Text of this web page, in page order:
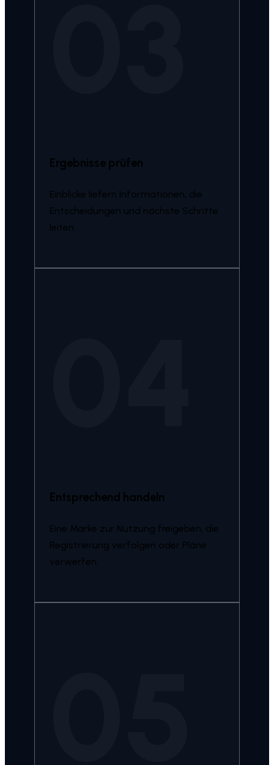
Ergebnisse prüfen
Einblicke liefern Informationen, die
Entscheidungen und nächste Schritte
leiten.
Entsprechend handeln
Eine Marke zur Nutzung freigeben, die
Registrierung verfolgen oder Pläne
verwerfen.